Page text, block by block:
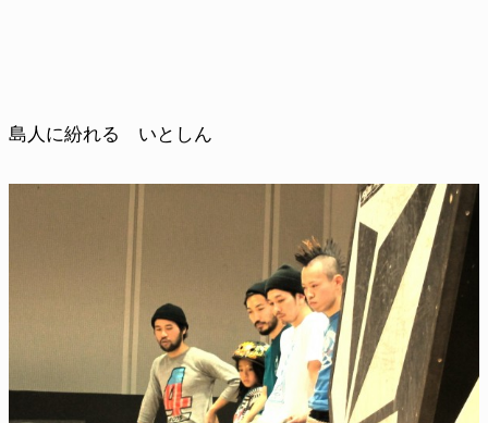
島人に紛れる いとしん